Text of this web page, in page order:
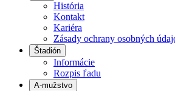
História
Kontakt
Kariéra
Zásady ochrany osobných
Štadión
Informácie
Rozpis ľadu
A-mužstvo